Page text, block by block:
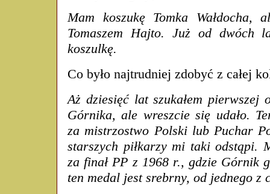
Mam koszukę Tomka Wałdocha,
Tomaszem Hajto. Już od dwóch
koszulkę.
Co było najtrudniej zdobyć z całej
Aż dziesięć lat szukałem pierwszej
Górnika, ale wreszcie się udało.
za mistrzostwo Polski lub Puchar
starszych piłkarzy mi taki odstąpi.
za finał PP z 1968 r., gdzie Górnik
ten medal jest srebrny, od jednego z